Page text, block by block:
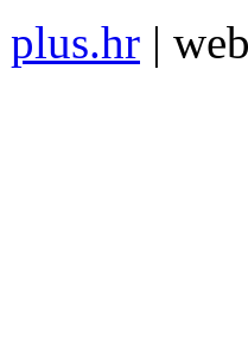
plus.hr |